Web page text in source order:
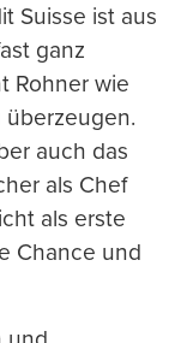
Suisse ist aus
ganz
Rohner wie
überzeugen.
auch das
als Chef
als erste
Chance und